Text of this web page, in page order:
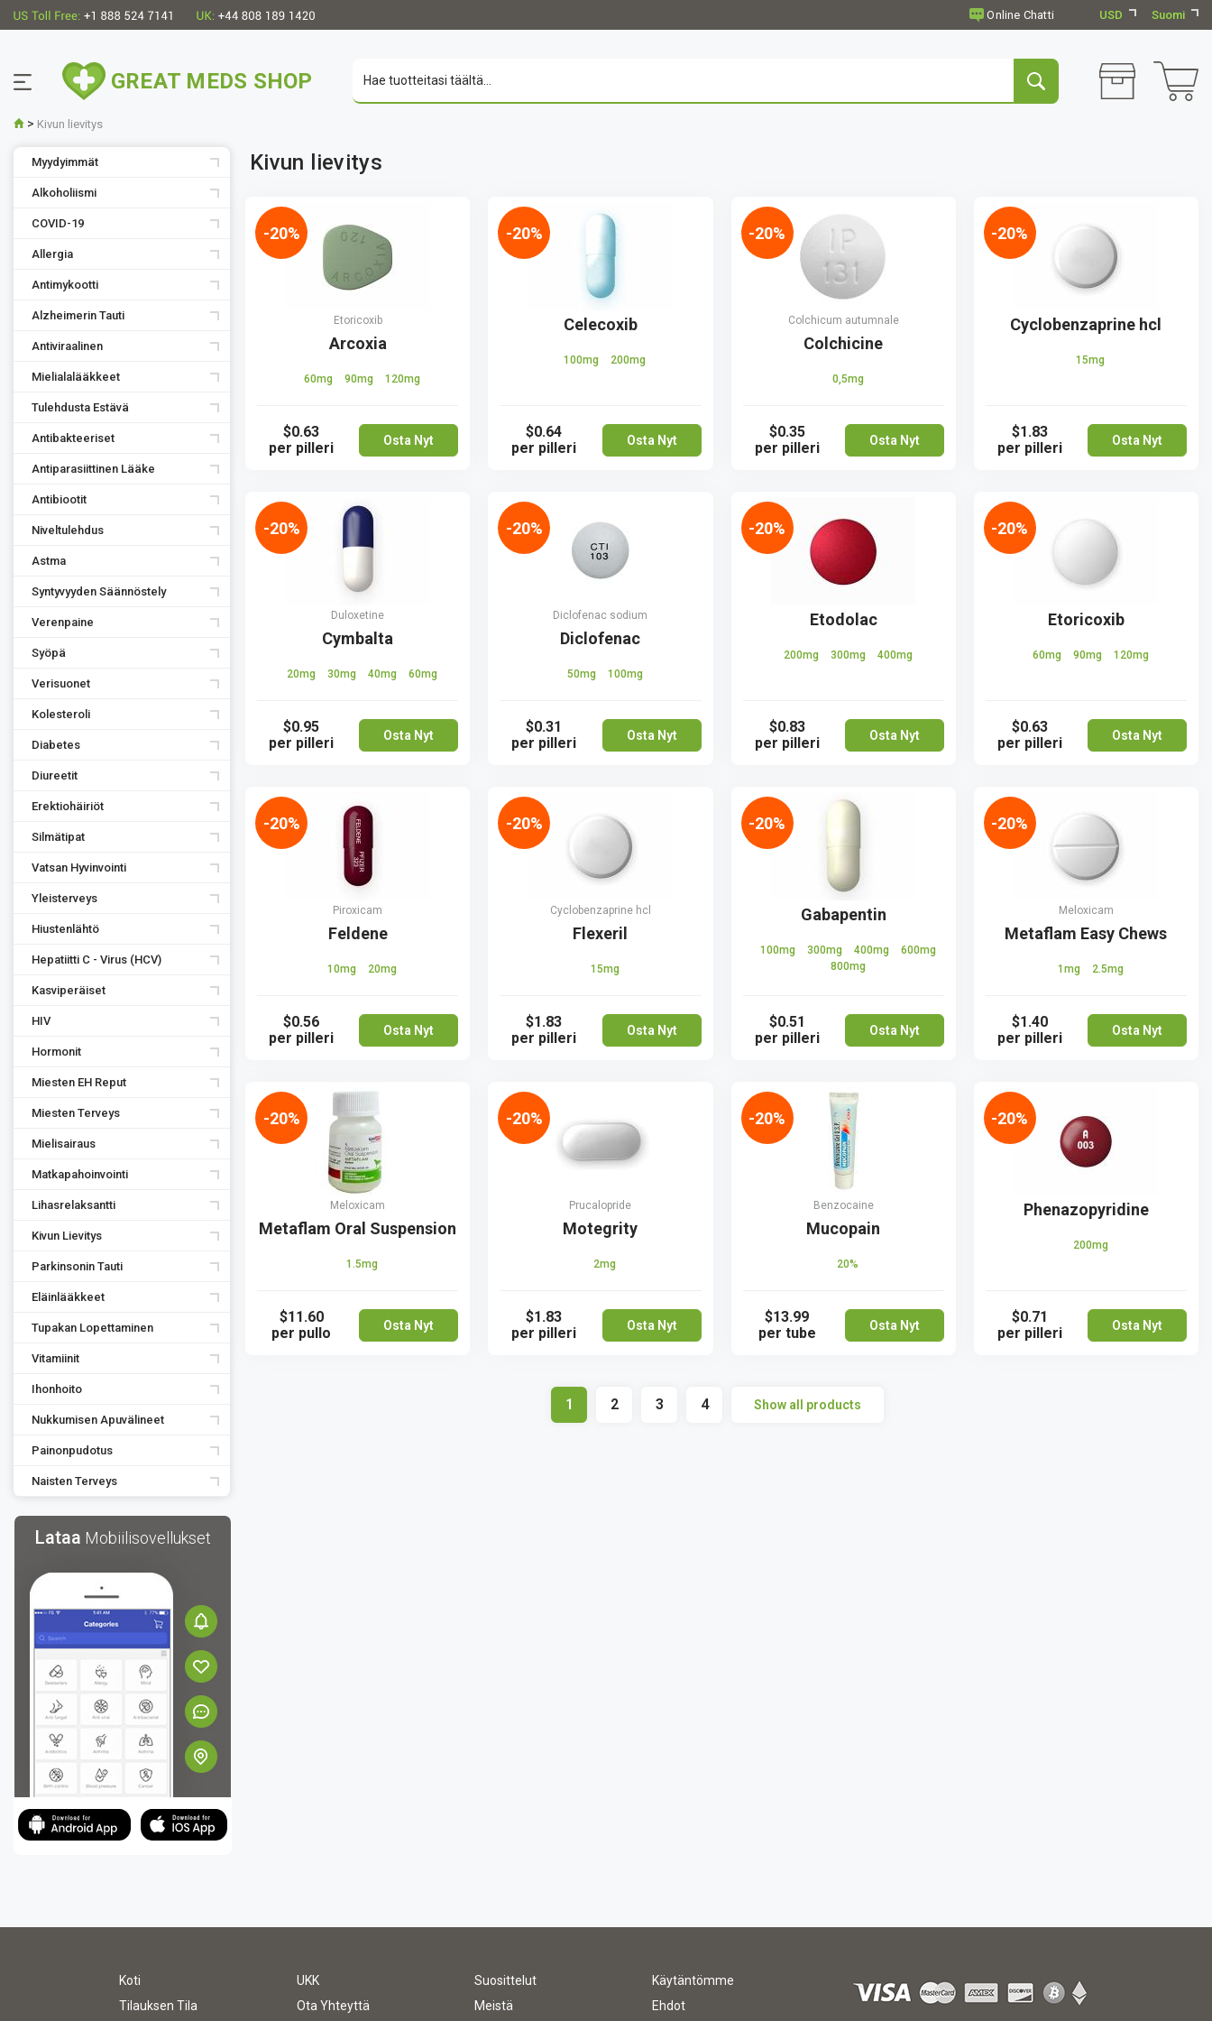
USD Suomi
GREAT MEDS SHOP
> Kivun lievitys
Myydyimmät
Alkoholiismi
COVID-19
Allergia
Antimykootti
Alzheimerin Tauti
Antiviraalinen
Mielialalääkkeet
Tulehdusta Estävä
Antibakteeriset
Antiparasiittinen Lääke
Antibiootit
Niveltulehdus
Astma
Syntyvyyden Säännöstely
Verenpaine
Syöpä
Verisuonet
Kolesteroli
Diabetes
Diureetit
Erektiohäiriöt
Silmätipat
Vatsan Hyvinvointi
Yleisterveys
Hiustenlähtö
Hepatiitti C - Virus (HCV)
Kasviperäiset
HIV
Hormonit
Miesten EH Reput
Miesten Terveys
Mielisairaus
Matkapahoinvointi
Lihasrelaksantti
Kivun Lievitys
Parkinsonin Tauti
Eläinlääkkeet
Tupakan Lopettaminen
Vitamiinit
Ihonhoito
Nukkumisen Apuvälineet
Painonpudotus
Naisten Terveys
Lataa Mobiilisovellukset
Kivun lievitys
Etoricoxib
Arcoxia
60mg 90mg 120mg
$0.63
per pilleri
Osta Nyt
-20%
Celecoxib
100mg 200mg
$0.64
per pilleri
Osta Nyt
-20%
Colchicum autumnale
Colchicine
0,5mg
$0.35
per pilleri
Osta Nyt
-20%
Cyclobenzaprine hcl
15mg
$1.83
per pilleri
Osta Nyt
-20%
Duloxetine
Cymbalta
20mg 30mg 40mg 60mg
$0.95
per pilleri
Osta Nyt
-20%
Diclofenac sodium
Diclofenac
50mg 100mg
$0.31
per pilleri
Osta Nyt
-20%
Etodolac
200mg 300mg 400mg
$0.83
per pilleri
Osta Nyt
-20%
Etoricoxib
60mg 90mg 120mg
$0.63
per pilleri
Osta Nyt
-20%
Piroxicam
Feldene
10mg 20mg
$0.56
per pilleri
Osta Nyt
-20%
Сyclobenzaprine hcl
Flexeril
15mg
$1.83
per pilleri
Osta Nyt
-20%
Gabapentin
100mg 300mg 400mg
600mg
800mg
$0.51
per pilleri
Osta Nyt
-20%
Meloxicam
Metaflam Easy Chews
1mg 2.5mg
$1.40
per pilleri
Osta Nyt
-20%
Meloxicam
Metaflam Oral Suspension
1.5mg
$11.60
per pullo
Osta Nyt
-20%
Prucalopride
Motegrity
2mg
$1.83
per pilleri
Osta Nyt
-20%
Benzocaine
Mucopain
20%
$13.99
per tube
Osta Nyt
-20%
Phenazopyridine
200mg
$0.71
per pilleri
Osta Nyt
-20%
1 2 3 4 Show all products
Koti UKK Suosittelut
Käytäntömme
Tilauksen Tila
Ota Yhteyttä Meistä Ehdot